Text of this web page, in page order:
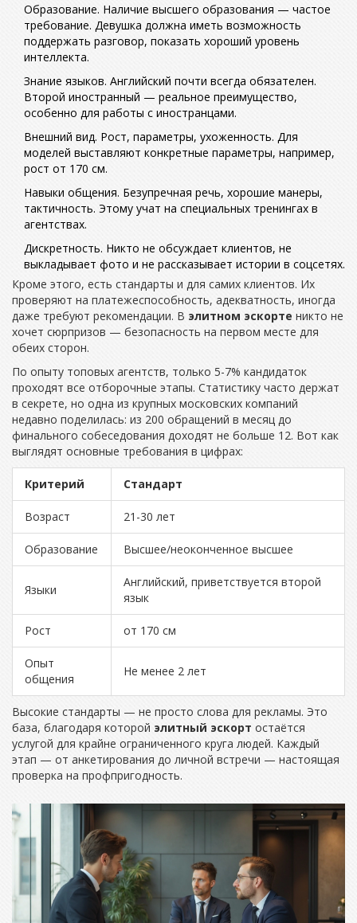
Образование. Наличие высшего образования — частое
требование. Девушка должна иметь возможность
поддержать разговор, показать хороший уровень
интеллекта.
Знание языков. Английский почти всегда обязателен.
Второй иностранный — реальное преимущество,
особенно для работы с иностранцами.
Внешний вид. Рост, параметры, ухоженность. Для
моделей выставляют конкретные параметры, например,
рост от 170 см.
Навыки общения. Безупречная речь, хорошие манеры,
тактичность. Этому учат на специальных тренингах в
агентствах.
Дискретность. Никто не обсуждает клиентов, не
выкладывает фото и не рассказывает истории в соцсетях.
Кроме этого, есть стандарты и для самих клиентов. Их
проверяют на платежеспособность, адекватность, иногда
даже требуют рекомендации. В элитном эскорте никто не
хочет сюрпризов — безопасность на первом месте для
обеих сторон.
По опыту топовых агентств, только 5-7% кандидаток
проходят все отборочные этапы. Статистику часто держат
в секрете, но одна из крупных московских компаний
недавно поделилась: из 200 обращений в месяц до
финального собеседования доходят не больше 12. Вот как
выглядят основные требования в цифрах:
Критерий Стандарт
Возраст 21-30 лет
Образование Высшее/неоконченное высшее
Языки
Английский, приветствуется второй
язык
Рост от 170 см
Опыт
общения
Не менее 2 лет
Высокие стандарты — не просто слова для рекламы. Это
база, благодаря которой элитный эскорт остаётся
услугой для крайне ограниченного круга людей. Каждый
этап — от анкетирования до личной встречи — настоящая
проверка на профпригодность.